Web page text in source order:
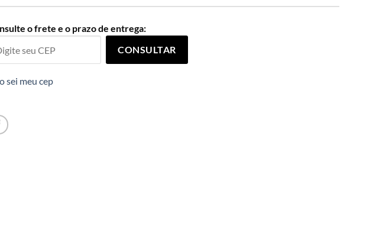
o frete e o prazo de entrega:
CONSULTAR
sei meu cep